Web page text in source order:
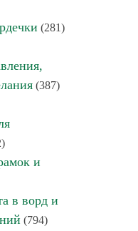
(281)
(387)
и
в ворд и
(794)